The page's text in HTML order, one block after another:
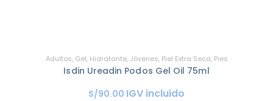
Adultos, Gel, Hidratante, Jóvenes, Piel Extra Seca, Pies
Isdin Ureadin Podos Gel Oil 75ml
S/90.00 IGV incluido